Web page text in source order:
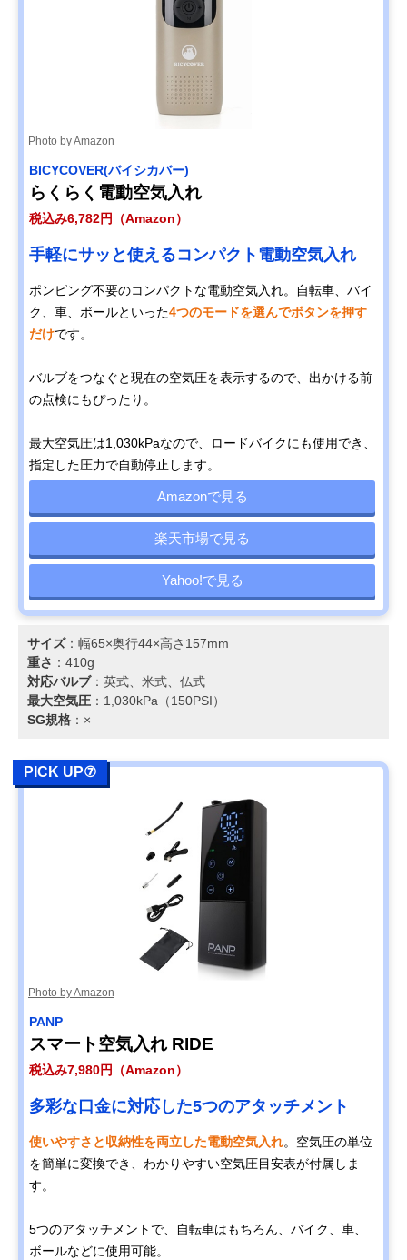
Photo by Amazon
BICYCOVER(バイシカバー)
らくらく電動空気入れ
税込み6,782円（Amazon）
手軽にサッと使えるコンパクト電動空気入れ
ポンピング不要のコンパクトな電動空気入れ。自転車、バイ
ク、車、ボールといった4つのモードを選んでボタンを押す
だけです。
バルブをつなぐと現在の空気圧を表示するので、出かける前
の点検にもぴったり。
最大空気圧は1,030kPaなので、ロードバイクにも使用でき、
指定した圧力で自動停止します。
Amazonで見る
楽天市場で見る
Yahoo!で見る
サイズ：幅65×奥行44×高さ157mm
重さ ：410g
対応バルブ：英式、米式、仏式
最大空気圧 ：1,030kPa（150PSI）
SG規格 ：×
PICK UP⑦
Photo by Amazon
PANP
スマート空気入れ RIDE
税込み7,980円（Amazon）
多彩な口金に対応した5つのアタッチメント
使いやすさと収納性を両立した電動空気入れ。空気圧の単位
を簡単に変換でき、わかりやすい空気圧目安表が付属しま
す。
5つのアタッチメントで、自転車はもちろん、バイク、車、
ボールなどに使用可能。